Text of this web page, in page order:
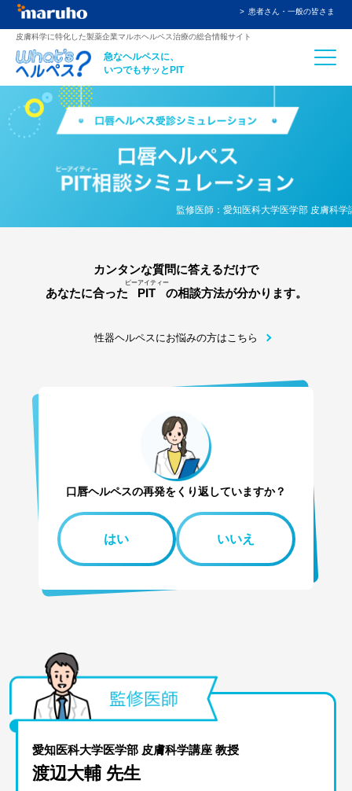
患者さん・一般の皆さま
⽪膚科学に特化した製薬企業マルホヘルペス治療の総合情報サイト
急なヘルペスに、
いつでもサッとPIT
監修医師：愛知医科大学医学部 皮膚科
カンタンな質問に答えるだけで
あなたに合った
PIT
ピーアイティー
の相談方法が分かります。
性器ヘルペスにお悩みの⽅はこちら
口唇ヘルペスの再発をくり返していますか？
はい いいえ
愛知医科大学医学部 皮膚科学講座 教授
渡辺大輔 先生